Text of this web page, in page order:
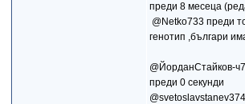
преди 8 месеца
@Netko733 преди
генотип ,българи
@ЙорданСтайков-
преди 0 секунди